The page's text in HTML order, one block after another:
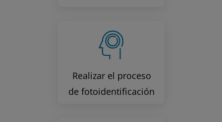
Realizar el proceso
de fotoidentificación